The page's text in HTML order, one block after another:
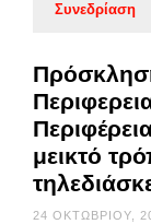
Συνεδρίαση
μεικτό
24 ΟΚΤΩΒΡΊΟΥ,